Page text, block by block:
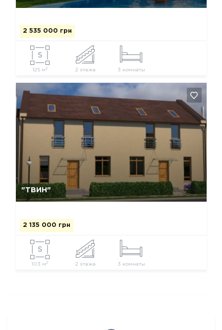
2 535 000 грн
125 м2 2 этажа 3 комнаты
"ТВИН"
2 135 000 грн
103 м2 2 этажа 3 комнаты